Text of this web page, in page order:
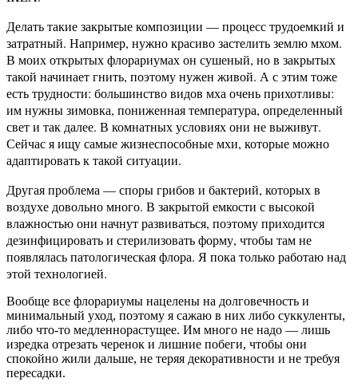
Делать такие закрытые композиции — процесс трудоемкий и
затратный. Например, нужно красиво застелить землю мхом.
В моих открытых флорариумах он сушеный, но в закрытых
такой начинает гнить, поэтому нужен живой. А с этим тоже
есть трудности: большинство видов мха очень прихотливы:
им нужны зимовка, пониженная температура, определенный
свет и так далее. В комнатных условиях они не выживут.
Сейчас я ищу самые жизнеспособные мхи, которые можно
адаптировать к такой ситуации.
Другая проблема — споры грибов и бактерий, которых в
воздухе довольно много. В закрытой емкости с высокой
влажностью они начнут развиваться, поэтому приходится
дезинфицировать и стерилизовать форму, чтобы там не
появлялась патологическая флора. Я пока только работаю над
этой технологией.
Вообще все флорариумы нацелены на долговечность и
минимальный уход, поэтому я сажаю в них либо суккуленты,
либо что-то медленнорастущее. Им много не надо — лишь
изредка отрезать черенок и лишние побеги, чтобы они
спокойно жили дальше, не теряя декоративности и не требуя
пересадки.